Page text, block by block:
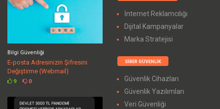
Bilgi Güvenliği
E-posta Adresinizin Şifresini
Değiştirme (Webmail)
9 0
İnternet Reklamcılığı
Dijital Kampanyalar
Marka Stratejisi
SIBER GÜVENLIK
Güvenlik Cihazları
Güvenlik Yazılımları
Veri Güvenliği